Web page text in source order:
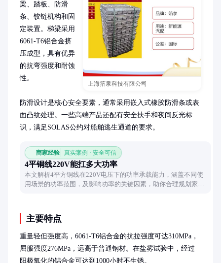
上海箔泉科技有限公司
梁、踏板、防滑
条、铰链机构和固
定装置。梯梁采用
6061-T6铝合金挤
压成型，具有优异
的抗弯强度和耐蚀
性。
防滑设计是核心安全要素，通常采用嵌入式橡胶防滑条或表
面凸纹处理。一些高端产品还配有安全扶手和夜间反光标
识，满足SOLAS公约对船舶逃生通道的要求。
商家经验 真实案例 · 安全可信
4平铜线220V能扛多大功率
本文解析4平方铜线在220V电压下的功率承载能力，涵盖不同使
用场景的功率范围，及影响功率的关键因素，助你合理规划家庭
主要特点
重量轻但强度高，6061-T6铝合金的抗拉强度可达310MPa，
屈服强度276MPa，远高于普通钢材。在盐雾试验中，经过
阳极氧化的铝合金可达到1000小时不生锈。